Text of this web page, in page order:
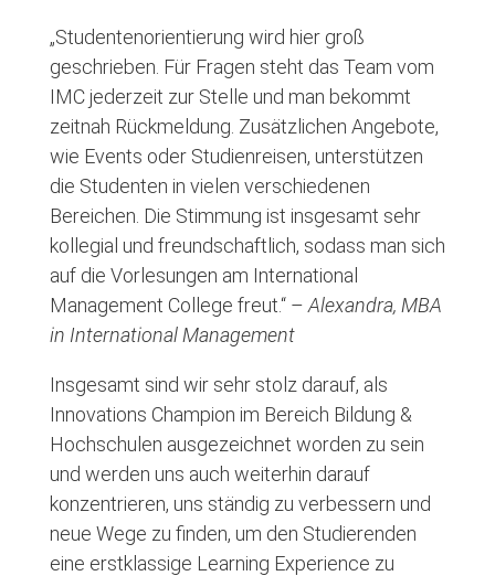
„Studentenorientierung wird hier groß
geschrieben. Für Fragen steht das Team vom
IMC jederzeit zur Stelle und man bekommt
zeitnah Rückmeldung. Zusätzlichen Angebote,
wie Events oder Studienreisen, unterstützen
die Studenten in vielen verschiedenen
Bereichen. Die Stimmung ist insgesamt sehr
kollegial und freundschaftlich, sodass man sich
auf die Vorlesungen am International
Management College freut.“ – Alexandra, MBA
in International Management
Insgesamt sind wir sehr stolz darauf, als
Innovations Champion im Bereich Bildung &
Hochschulen ausgezeichnet worden zu sein
und werden uns auch weiterhin darauf
konzentrieren, uns ständig zu verbessern und
neue Wege zu finden, um den Studierenden
eine erstklassige Learning Experience zu